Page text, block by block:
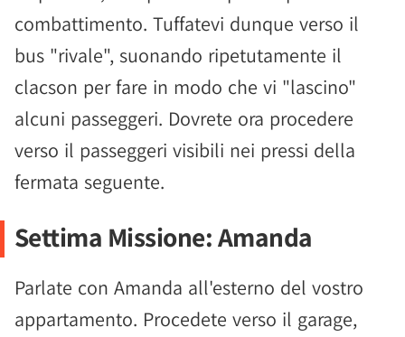
combattimento. Tuffatevi dunque verso il
bus "rivale", suonando ripetutamente il
clacson per fare in modo che vi "lascino"
alcuni passeggeri. Dovrete ora procedere
verso il passeggeri visibili nei pressi della
fermata seguente.
Settima Missione: Amanda
Parlate con Amanda all'esterno del vostro
appartamento. Procedete verso il garage,